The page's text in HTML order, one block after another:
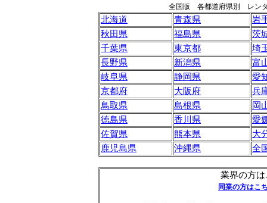
全国版 各都道府県別 レン
北海道 青森県
岩
秋田県
福島県
茨
千葉県
東京都
埼
長野県
新潟県
富
岐阜県
静岡県
愛
京都府
大阪府
兵
鳥取県
島根県
岡
徳島県
香川県
愛
佐賀県
熊本県
大
鹿児島県
沖縄県 全
業界の方
同業の方はこ